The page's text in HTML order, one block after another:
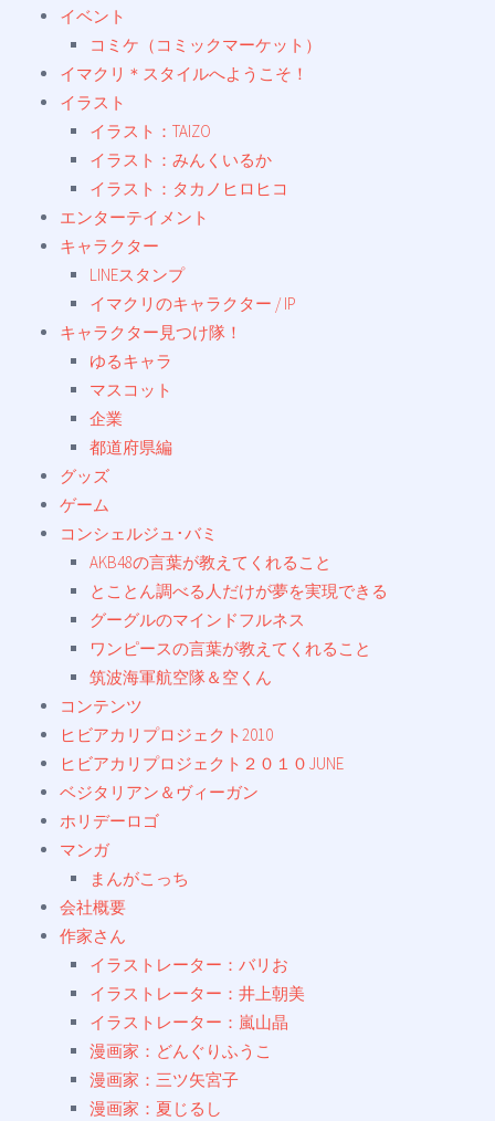
イベント
コミケ（コミックマーケット）
イマクリ＊スタイルへようこそ！
イラスト
イラスト：TAIZO
イラスト：みんくいるか
イラスト：タカノヒロヒコ
エンターテイメント
キャラクター
LINEスタンプ
イマクリのキャラクター / IP
キャラクター見つけ隊！
ゆるキャラ
マスコット
企業
都道府県編
グッズ
ゲーム
コンシェルジュ･バミ
AKB48の言葉が教えてくれること
とことん調べる人だけが夢を実現できる
グーグルのマインドフルネス
ワンピースの言葉が教えてくれること
筑波海軍航空隊＆空くん
コンテンツ
ヒビアカリプロジェクト2010
ヒビアカリプロジェクト２０１０JUNE
ベジタリアン＆ヴィーガン
ホリデーロゴ
マンガ
まんがこっち
会社概要
作家さん
イラストレーター：バリお
イラストレーター：井上朝美
イラストレーター：嵐山晶
漫画家：どんぐりふうこ
漫画家：三ツ矢宮子
漫画家：夏じるし